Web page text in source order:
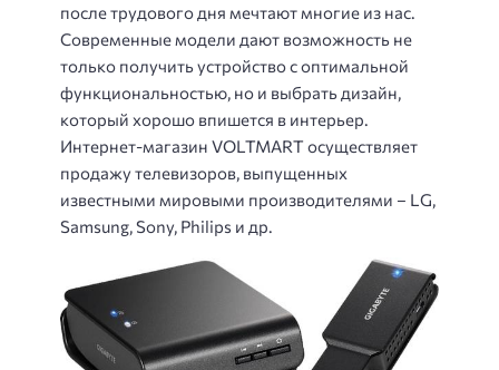
после трудового дня мечтают многие из нас.
Современные модели дают возможность не
только получить устройство с оптимальной
функциональностью, но и выбрать дизайн,
который хорошо впишется в интерьер.
Интернет-магазин VOLTMART осуществляет
продажу телевизоров, выпущенных
известными мировыми производителями – LG,
Samsung, Sony, Philips и др.